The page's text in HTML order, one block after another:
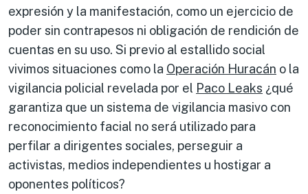
expresión y la manifestación, como un ejercicio de
poder sin contrapesos ni obligación de rendición de
cuentas en su uso. Si previo al estallido social
vivimos situaciones como la Operación Huracán o la
vigilancia policial revelada por el Paco Leaks ¿qué
garantiza que un sistema de vigilancia masivo con
reconocimiento facial no será utilizado para
perfilar a dirigentes sociales, perseguir a
activistas, medios independientes u hostigar a
oponentes políticos?